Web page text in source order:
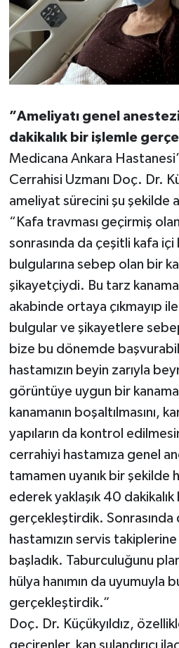
”Ameliyatı genel
dakikalık bir işlemle
Medicana Ankara
Cerrahisi Uzmanı Doç. Dr.
ameliyat sürecini şu şekilde
“Kafa travması geçirmiş
sonrasında da çeşitli kafa içi
bulgularına sebep olan bir
şikayetçiydi. Bu tarz
akabinde ortaya çıkmayıp
bulgular ve şikayetlere
bize bu dönemde
hastamızın beyin zarıyla
görüntüye uygun bir
kanamanın boşaltılmasını,
yapıların da kontrol
cerrahiyi hastamıza genel
tamamen uyanık bir şekilde
ederek yaklaşık 40
gerçekleştirdik. Sonrasında
hastamızın servis
başladık. Taburculuğunu
hülya hanımın da uyumuyla
gerçekleştirdik.”
Doç. Dr. Küçükyıldız,